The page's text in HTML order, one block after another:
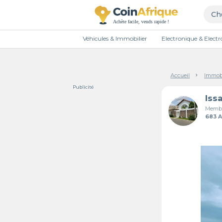
Véhicules & Immobilier Electronique &
Accueil
Publicité
683